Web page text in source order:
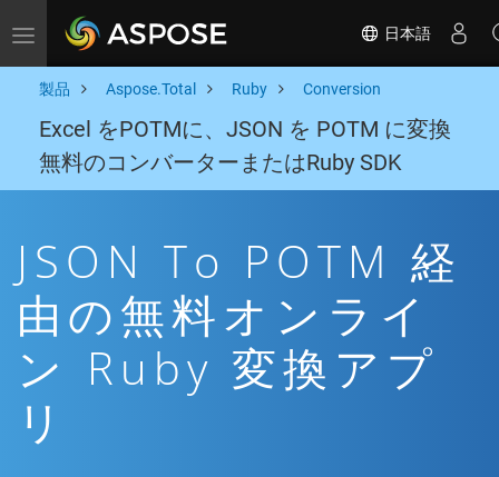
Toggle navigation 日本語
製品 Aspose.Total Ruby Conversion
Excel をPOTMに、JSON を POTM に変換
無料のコンバーターまたはRuby SDK
JSON To POTM 経
由の無料オンライ
ン Ruby 変換アプ
リ